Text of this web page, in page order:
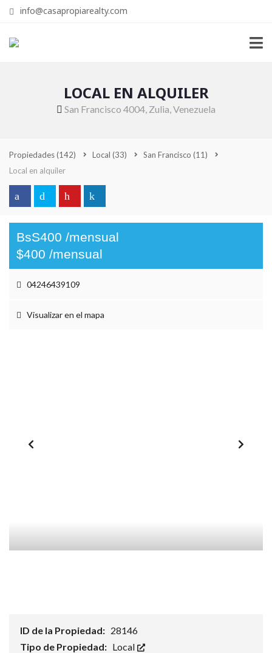
info@casapropiarealty.com
LOCAL EN ALQUILER
San Francisco 4004, Zulia, Venezuela
Propiedades(142) Local (33) San Francisco (11)
Local en alquiler
BsS400 /mensual
$400 /mensual
04246439109
Visualizar en el mapa
ID de la Propiedad: 28146
Tipo de Propiedad: Local